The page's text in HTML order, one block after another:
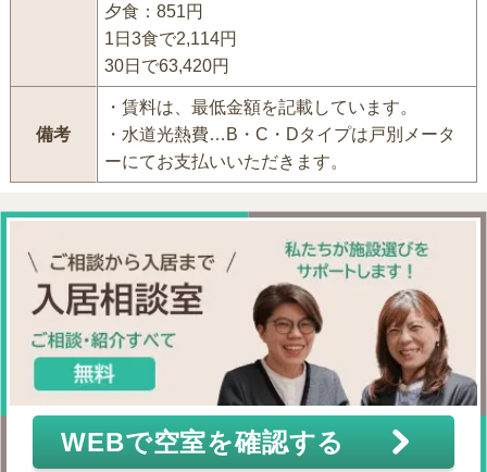
夕食：851円
1日3食で2,114円
30日で63,420円
備考
・賃料は、最低金額を記載しています。
・水道光熱費…B・C・Dタイプは戸別メータ
ーにてお支払いいただきます。
WEBで空室を確認する